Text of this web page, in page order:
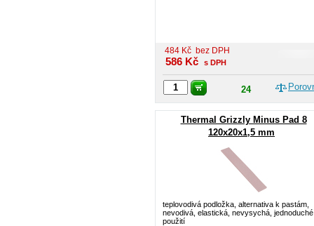
484 Kč bez DPH
586 Kč s DPH
24
Thermal Grizzly Minus Pad 8
120x20x1,5 mm
teplovodivá podložka, alternativa k pastám,
nevodivá, elastická, nevysychá, jednoduché
použití